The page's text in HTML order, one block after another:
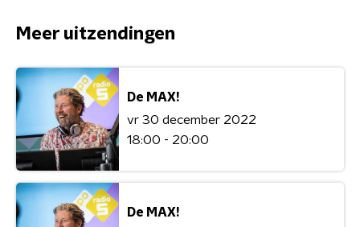
Meer uitzendingen
De MAX!
vr 30 december 2022
18:00 - 20:00
De MAX!